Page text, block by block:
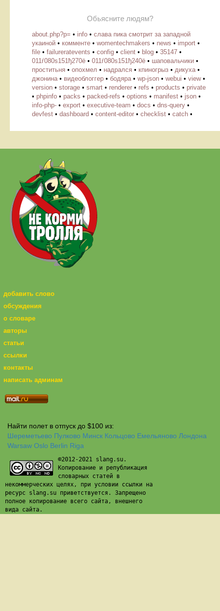
Обьясните людям?
about.php?p= • info • слава пика смотрит за западной
укаиной • комменте • womentechmakers • news • import •
file • failureratevents • config • client • blog • 35147 •
011ѓ080ѕ151ђ270ё • 011ѓ080ѕ151ђ240ё • шаповальчики •
проститьня • опохмел • надрался • кпиногрыз • дикуха •
джонина • видеоблоггер • бодяра • wp-json • webui • view•
version • storage • smart • renderer • refs • products • private
• phpinfo • packs • packed-refs • options • manifest • json •
info-php- • export • executive-team • docs • dns-query •
devfest • dashboard • content-editor • checklist • catch •
добавить слово
обсуждения
о словаре
авторы
статьи
ссылки
контакты
написать админам
Найти полет в отпуск до $100 из:
Шереметьево Пулково Минск Кольцово Емельяново Лондона
Warsaw Oslo Berlin Riga
©2012-2021 slang.su.
Копирование и републикация
словарных статей в
некоммерческих целях, при условии ссылки на
ресурс slang.su приветствуется. Запрещено
полное копирование всего сайта, внешнего
вида сайта.